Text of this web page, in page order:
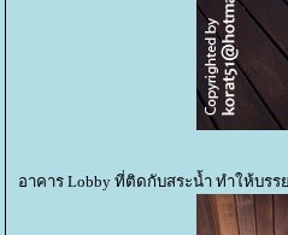
อาคาร Lobby ที่ติดกับสระน้ำ ทำให้บร